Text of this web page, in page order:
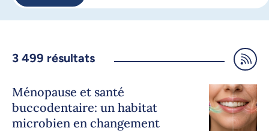
3 499 résultats
Ménopause et santé
buccodentaire: un habitat
microbien en changement